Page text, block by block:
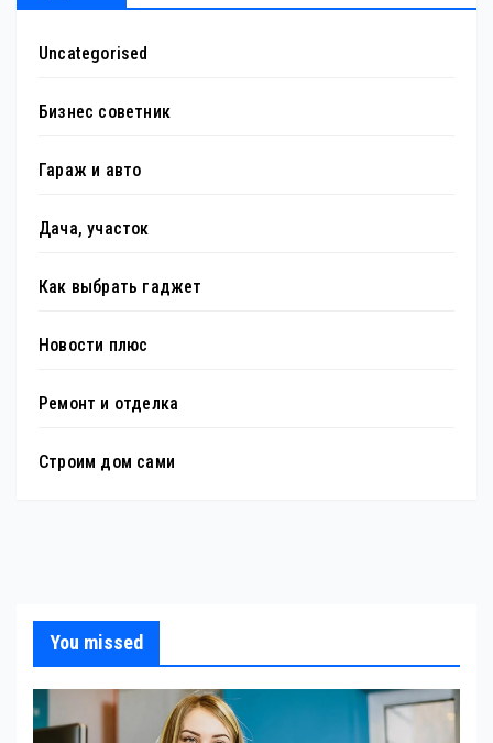
Uncategorised
Бизнес советник
Гараж и авто
Дача, участок
Как выбрать гаджет
Новости плюс
Ремонт и отделка
Строим дом сами
You missed